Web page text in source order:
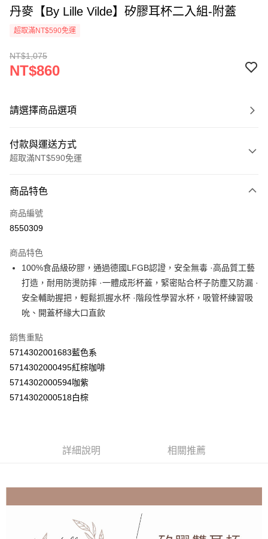
丹麥【By Lille Vilde】矽膠耳杯二入組-附蓋
超取滿NT$590免運
NT$1,075
NT$860
請選擇商品選項
付款與運送方式
超取滿NT$590免運
信用卡一次付款
超商取貨付款
Apple Pay
街口支付
悠遊付
Google Pay
AFTEE先享後付
相關說明
【關於「AFTEE先享後付」】
AFTEE先享後付是「在收到商品之後才付款」的支付方式。 讓您購物簡單
【「AFTEE先享後付」結帳流程】
２．訂單成立數日內，您將收到繳費通知簡訊。
ATM／網路銀行／等多元方式進行付款，方視為交易完成。
※ 請注意：結帳手續完成當下不需立刻繳費，但若您需要取消訂單，請聯絡
購買商品的店家。未經商家同意取消之訂單仍視為有效，需透過AFTEE先享
每筆NT$60，滿NT$590(含以上)免運費
每筆NT$60，滿NT$590(含以上)免運費
商品特色
商品編號
8550309
商品特色
100%食品級矽膠，通過德國LFGB認證，安全無毒 ·高品質工藝
打造，耐用防燙防摔 ·一體成形杯蓋，緊密貼合杯子防塵又防漏 ·
安全輔助握把，輕鬆抓握水杯 ·階段性學習水杯，吸管杯練習吸
吮、開蓋杯緣大口直飲
銷售重點
5714302001683藍色系
5714302000495紅棕咖啡
5714302000594咖紫
5714302000518白棕
詳細說明 相關推薦